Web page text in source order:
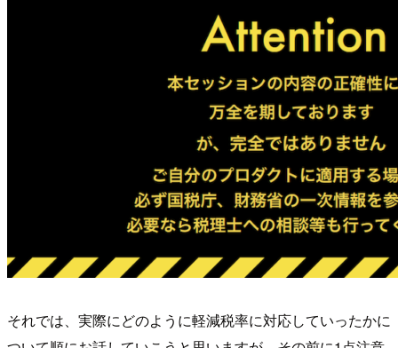
それでは、実際にどのように軽減税率に対応していったかに